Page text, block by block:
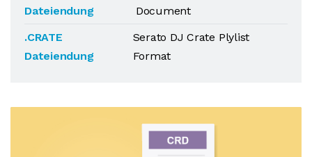
Dateiendung
Document
.CRATE
Dateiendung
Serato DJ Crate Plylist
Format